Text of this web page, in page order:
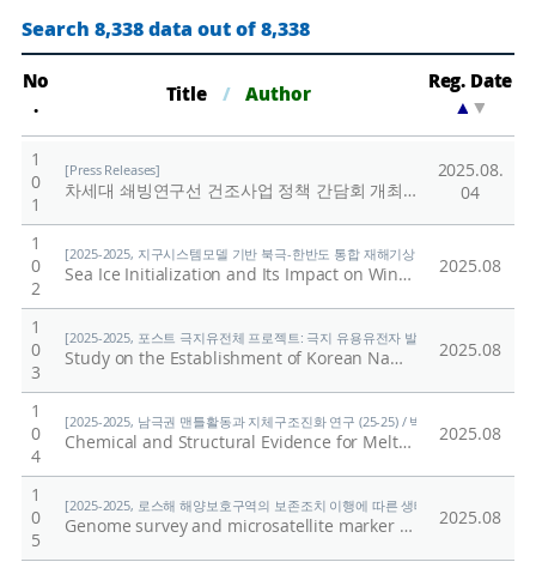
ar
ch
Search 8,338 data out of 8,338
No
.
Title / Author
Reg. Date
▲
1
0
1
[Press Releases]
차세대 쇄빙연구선 건조사업 정책 간담회 개최 극지연구소
2025.08.
04
1
0
2
[2025-2025, 지구시스템모델 기반 북극-한반도 통합 재해기상 예측 시스템
Sea Ice Initialization and Its Impact on Winter Seasonal Prediction Skill over the Northern Hemisphere in Coupled Forecast System 2025.08
1
0
3
[2025-2025, 포스트 극지유전체 프로젝트: 극지 유용유전자 발굴을 위한 기능유전
Study on the Establishment of Korean Names and Naming Principles for Antarctic Fish Species 2025.08
1
0
4
[2025-2025, 남극권 맨틀활동과 지체구조진화 연구 (25-25) / 박숭현]
Chemical and Structural Evidence for Melt-Induced Amorphization of Alkali Feldspar in Lunar Meteorite DEW 12007: Insight into Shock Amorphization Mechanisms 2025.08
1
0
5
[2025-2025, 로스해 해양보호구역의 보존조치 이행에 따른 생태계 변화 연구 (25-
Genome survey and microsatellite marker development in the Antarctic Eaton's skate, Bathyraja eatonii (Rajiformes, Arhynchobatidae) 2025.08